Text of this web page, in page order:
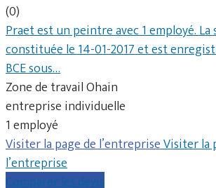
(0)
Praet est un peintre avec 1 employé.
constituée le 14-01-2017 et est
BCE sous…
Zone de travail Ohain
entreprise individuelle
1 employé
Visiter la page de l’entrepriseVisiter la
l’entreprise
Comparer les devis